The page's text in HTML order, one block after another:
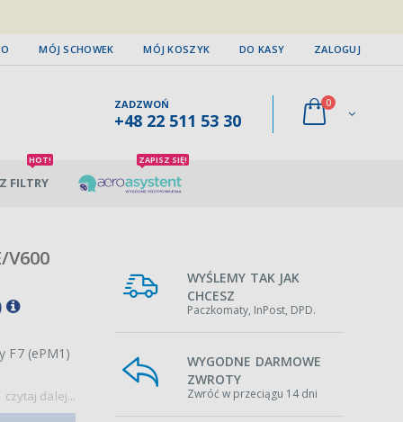
MÓJ SCHOWEK MÓJ KOSZYK DO KASY ZALOGUJ
ZADZWOŃ
+48 22 511 53 30
0
FILTRY
HOT! ZAPISZ SIĘ!
V600
F7 (ePM1)
czytaj dalej...
WYŚLEMY TAK JAK
CHCESZ
Paczkomaty, InPost, DPD.
WYGODNE DARMOWE
ZWROTY
Zwróć w przeciągu 14 dni